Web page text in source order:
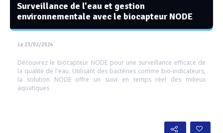
Surveillance de l'eau et gestion
environnementale avec le biocapteur NODE
Le 23/02/2024
Découvrez le biocapteur NODE pour une surveillance efficace de
la qualité de l'eau. Utilisant des bactéries comme bio-indicateurs,
la solution NODE offre un suivi en temps réel des milieux
aquatiques